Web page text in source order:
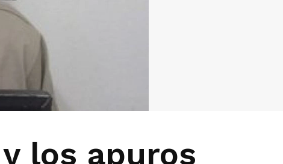
los apuros